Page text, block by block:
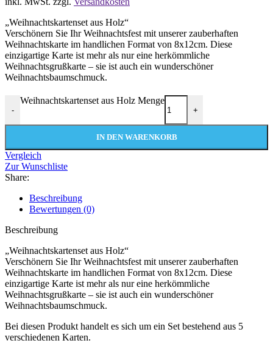
„Weihnachtskartenset aus Holz“
Verschönern Sie Ihr Weihnachtsfest mit unserer zauberhaften
Weihnachtskarte im handlichen Format von 8x12cm. Diese
einzigartige Karte ist mehr als nur eine herkömmliche
Weihnachtsgrußkarte – sie ist auch ein wunderschöner
Weihnachtsbaumschmuck.
-
Weihnachtskartenset aus Holz Menge
+
IN DEN WARENKORB
Vergleich
Zur Wunschliste
Share:
Beschreibung
Bewertungen (0)
Beschreibung
„Weihnachtskartenset aus Holz“
Verschönern Sie Ihr Weihnachtsfest mit unserer zauberhaften
Weihnachtskarte im handlichen Format von 8x12cm. Diese
einzigartige Karte ist mehr als nur eine herkömmliche
Weihnachtsgrußkarte – sie ist auch ein wunderschöner
Weihnachtsbaumschmuck.
Bei diesen Produkt handelt es sich um ein Set bestehend aus 5
verschiedenen Karten.